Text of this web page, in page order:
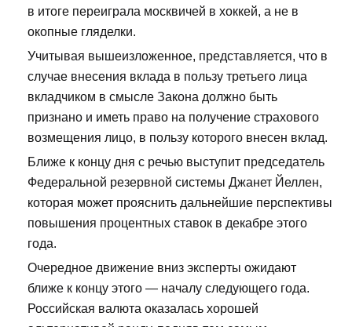
в итоге переиграла москвичей в хоккей, а не в
окопные гляделки.
Учитывая вышеизложенное, представляется, что в
случае внесения вклада в пользу третьего лица
вкладчиком в смысле Закона должно быть
признано и иметь право на получение страхового
возмещения лицо, в пользу которого внесен вклад.
Ближе к концу дня с речью выступит председатель
Федеральной резервной системы Джанет Йеллен,
которая может прояснить дальнейшие перспективы
повышения процентных ставок в декабре этого
года.
Очередное движение вниз эксперты ожидают
ближе к концу этого — началу следующего года.
Российская валюта оказалась хорошей